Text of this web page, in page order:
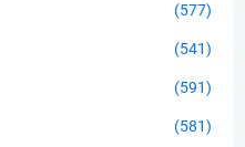
(577)
(541)
(591)
(581)